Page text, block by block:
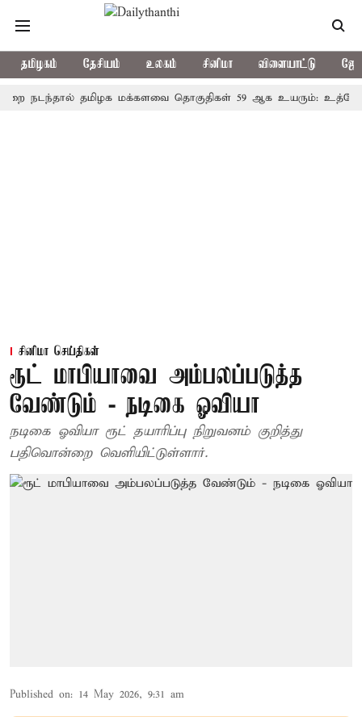
தமிழகம் தேசியம் உலகம் சினிமா விளையாட்டு
தமிழக மக்களவை தொகுதிகள் 59 ஆக உயரும்: உத்தேச
சினிமா செய்திகள்
ரூட் மாபியாவை அம்பலப்படுத்த
வேண்டும் - நடிகை ஓவியா
நடிகை ஓவியா ரூட் தயாரிப்பு நிறுவனம் குறித்து
பதிவொன்றை வெளியிட்டுள்ளார்.
Published on: 14 May 2026, 9:31 am